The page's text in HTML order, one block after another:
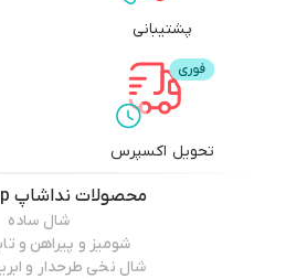
پشتیبانی
تحویل اکسپرس
محصولات نداشاپ nedashop
شال ساده
شوميز و پيراهن و
شال نخى طرحدار و